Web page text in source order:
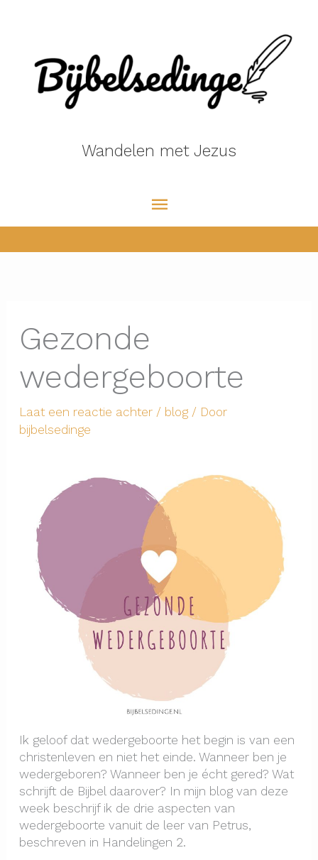
inhoud
Wandelen met Jezus
Hoofdmenu
Gezonde
wedergeboorte
Laat een reactie achter / blog/ Door
bijbelsedinge
Ik geloof dat wedergeboorte het begin is van een
christenleven en niet het einde. Wanneer ben je
wedergeboren? Wanneer ben je écht gered? Wat
schrijft de Bijbel daarover? In mijn blog van deze
week beschrijf ik de drie aspecten van
wedergeboorte vanuit de leer van Petrus,
beschreven in Handelingen 2.